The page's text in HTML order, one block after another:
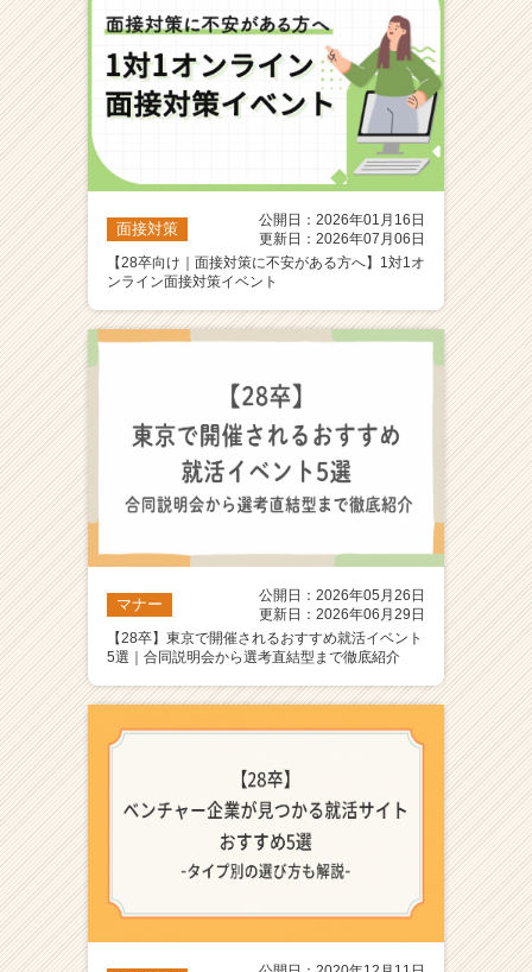
面接対策
公開日：2026年01月16日
更新日：2026年07月06日
【28卒向け｜面接対策に不安がある方へ】1対1オ
ンライン面接対策イベント
マナー
公開日：2026年05月26日
更新日：2026年06月29日
【28卒】東京で開催されるおすすめ就活イベント
5選｜合同説明会から選考直結型まで徹底紹介